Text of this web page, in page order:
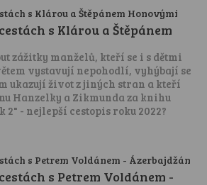
s Klárou a Štěpánem
zážitky manželů, kteří se i s dětmi
vystavují nepohodlí, vyhýbají se
ukazují život z jiných stran a kteří
Hanzelky a Zikmunda za knihu
2" - nejlepší cestopis roku 2022?
s Petrem Voldánem -